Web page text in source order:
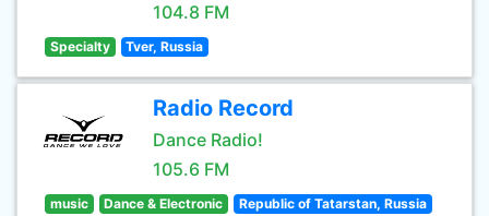
104.8 FM
Specialty Tver, Russia
Radio Record
Dance Radio!
105.6 FM
music Dance & Electronic Republic of Tatarstan, Russia